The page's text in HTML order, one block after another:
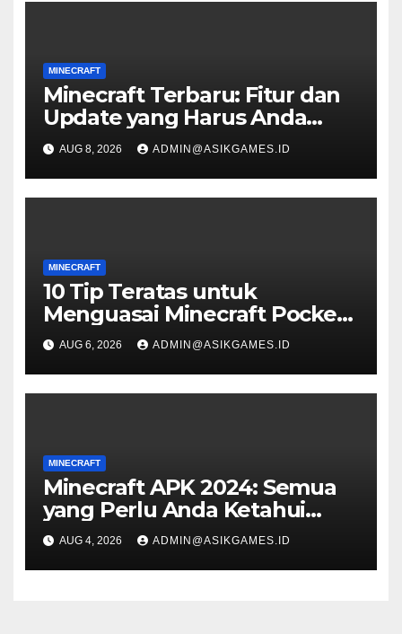
MINECRAFT
Minecraft Terbaru: Fitur dan
Update yang Harus Anda
Coba
AUG 8, 2026 ADMIN@ASIKGAMES.ID
MINECRAFT
10 Tip Teratas untuk
Menguasai Minecraft Pocket
Edition
AUG 6, 2026 ADMIN@ASIKGAMES.ID
MINECRAFT
Minecraft APK 2024: Semua
yang Perlu Anda Ketahui
untuk Pengalaman Bermain
Game Terbaik
AUG 4, 2026 ADMIN@ASIKGAMES.ID